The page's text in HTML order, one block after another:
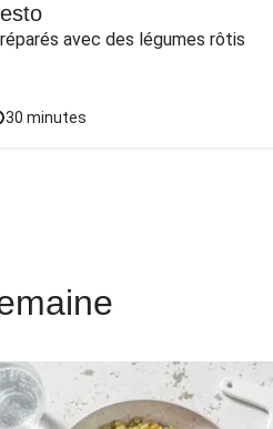
avec des légumes rôtis
30 minutes